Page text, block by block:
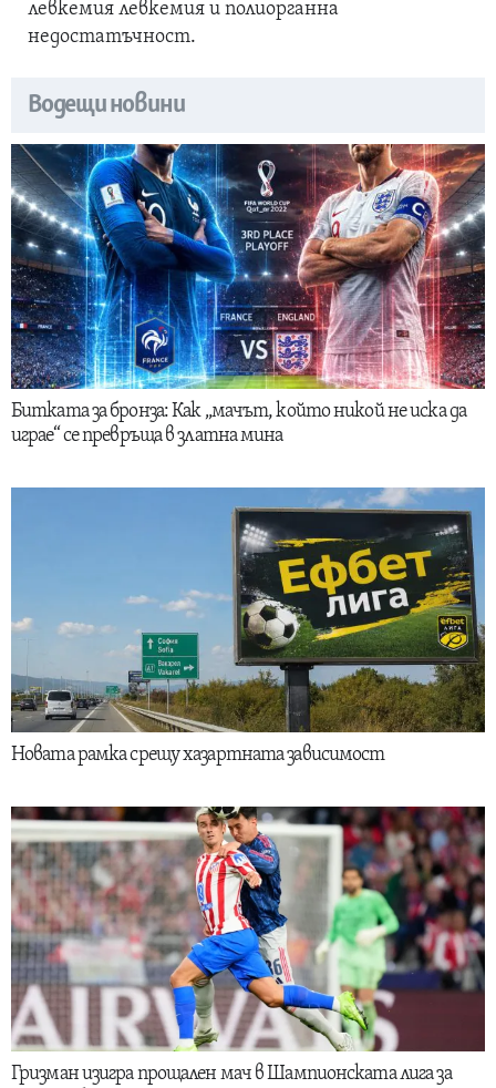
левкемия левкемия и полиорганна
недостатъчност.
Водещи новини
Битката за бронза: Как „мачът, който никой не иска да
играе“ се превръща в златна мина
Новата рамка срещу хазартната зависимост
Гризман изигра прощален мач в Шампионската лига за